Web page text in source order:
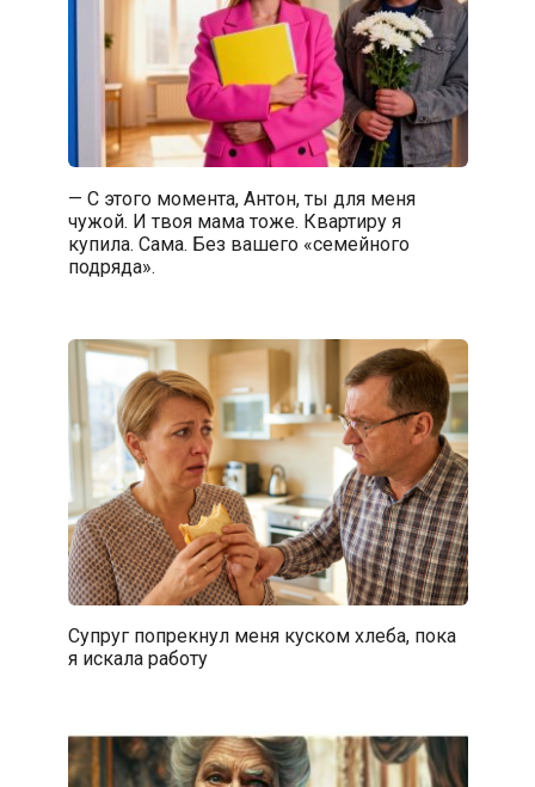
— С этого момента, Антон, ты для меня
чужой. И твоя мама тоже. Квартиру я
купила. Сама. Без вашего «семейного
подряда».
Супруг попрекнул меня куском хлеба, пока
я искала работу